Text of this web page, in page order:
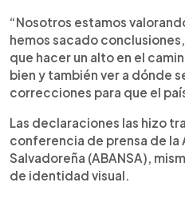
“Nosotros estamos
hemos sacado
que hacer un alto en el
bien y también ver a dónde
correcciones para que el
Las declaraciones las hizo
conferencia de prensa de la
Salvadoreña (ABANSA),
de identidad visual.